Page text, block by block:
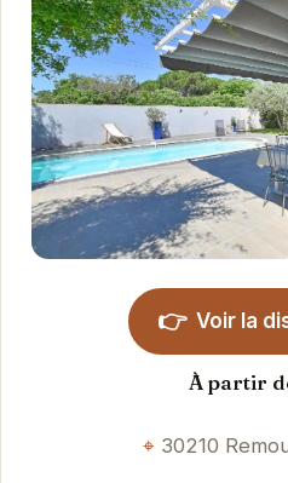
👉 Voir la
À partir
30210